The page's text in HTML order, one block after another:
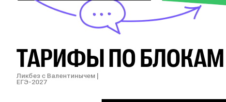
ТАРИФЫ ПО БЛОКАМ
Ликбез с Валентинычем |
ЕГЭ-2027